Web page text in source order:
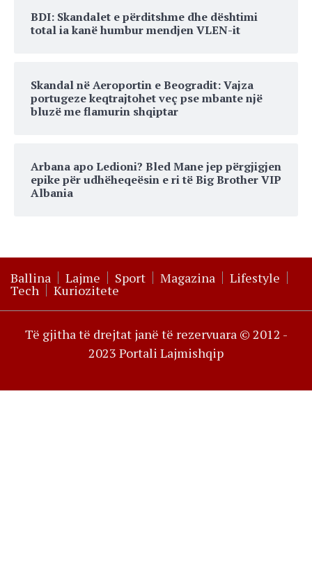
BDI: Skandalet e përditshme dhe dështimi
total ia kanë humbur mendjen VLEN-it
Skandal në Aeroportin e Beogradit: Vajza
portugeze keqtrajtohet veç pse mbante një
bluzë me flamurin shqiptar
Arbana apo Ledioni? Bled Mane jep përgjigjen
epike për udhëheqeësin e ri të Big Brother VIP
Albania
Ballina Lajme Sport Magazina Lifestyle
Tech Kuriozitete
Të gjitha të drejtat janë të rezervuara © 2012 -
2023 Portali Lajmishqip